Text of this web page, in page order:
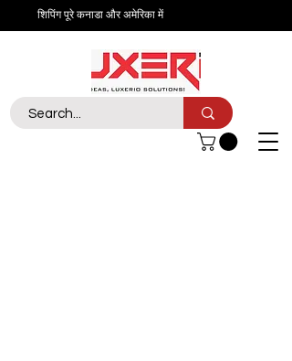
शिपिंग पूरे कनाडा और अमेरिका में